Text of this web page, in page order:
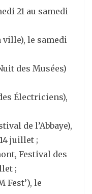
21 au samedi
ville), le samedi
des Musées)
Électriciens),
de l’Abbaye),
juillet ;
Festival des
;
Fest’), le